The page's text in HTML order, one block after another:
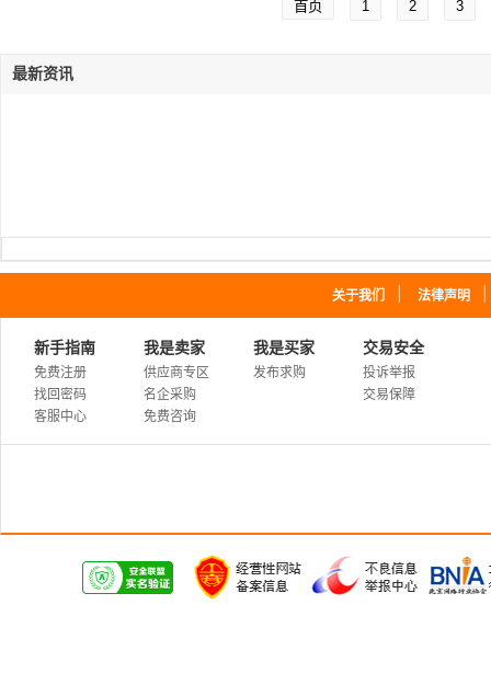
首页 1 2 3
最新资讯
关于我们 法律声明
新手指南
免费注册
找回密码
客服中心
我是卖家
供应商专区
名企采购
免费咨询
我是买家
发布求购
交易安全
投诉举报
交易保障